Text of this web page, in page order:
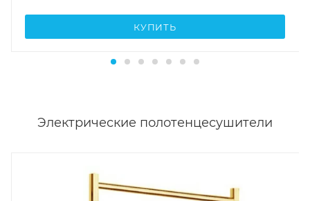
КУПИТЬ
Электрические полотенцесушители